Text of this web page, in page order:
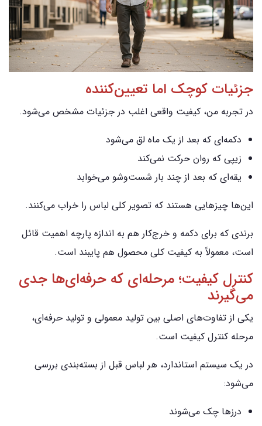
جزئیات کوچک اما تعیین‌کننده
در تجربه من، کیفیت واقعی اغلب در جزئیات مشخص می‌شود.
دکمه‌ای که بعد از یک ماه لق می‌شود
زیپی که روان حرکت نمی‌کند
یقه‌ای که بعد از چند بار شست‌وشو می‌خوابد
این‌ها چیزهایی هستند که تصویر کلی لباس را خراب می‌کنند.
برندی که برای دکمه و خرج‌کار هم به اندازه پارچه اهمیت قائل
است، معمولاً به کیفیت کلی محصول هم پایبند است.
کنترل کیفیت؛ مرحله‌ای که حرفه‌ای‌ها جدی
می‌گیرند
یکی از تفاوت‌های اصلی بین تولید معمولی و تولید حرفه‌ای،
مرحله کنترل کیفیت است.
در یک سیستم استاندارد، هر لباس قبل از بسته‌بندی بررسی
می‌شود:
درزها چک می‌شوند